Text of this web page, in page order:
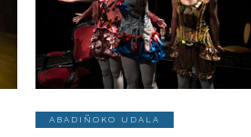
ABADIÑOKO UDALA